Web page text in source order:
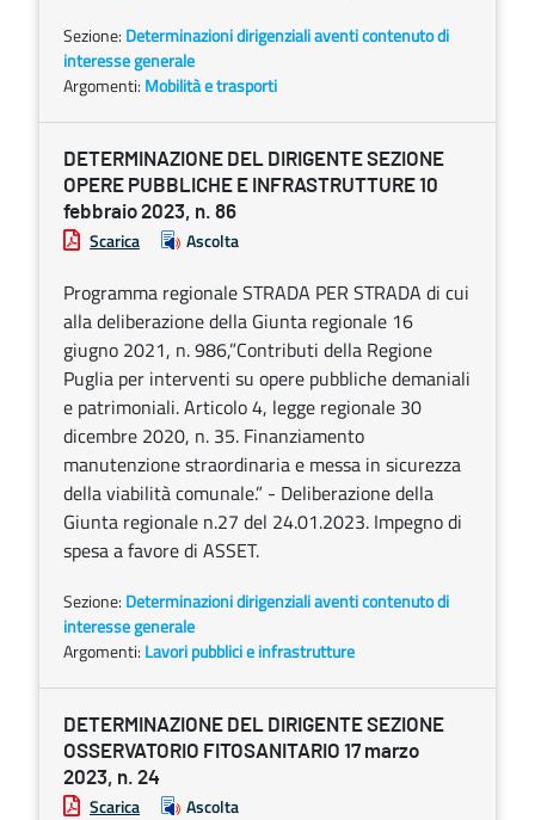
Sezione: Determinazioni dirigenziali aventi contenuto di
interesse generale
Argomenti: Mobilità e trasporti
DETERMINAZIONE DEL DIRIGENTE SEZIONE
OPERE PUBBLICHE E INFRASTRUTTURE 10
febbraio 2023, n. 86
Scarica Ascolta
Programma regionale STRADA PER STRADA di cui
alla deliberazione della Giunta regionale 16
giugno 2021, n. 986,”Contributi della Regione
Puglia per interventi su opere pubbliche demaniali
e patrimoniali. Articolo 4, legge regionale 30
dicembre 2020, n. 35. Finanziamento
manutenzione straordinaria e messa in sicurezza
della viabilità comunale.” - Deliberazione della
Giunta regionale n.27 del 24.01.2023. Impegno di
spesa a favore di ASSET.
Sezione: Determinazioni dirigenziali aventi contenuto di
interesse generale
Argomenti: Lavori pubblici e infrastrutture
DETERMINAZIONE DEL DIRIGENTE SEZIONE
OSSERVATORIO FITOSANITARIO 17 marzo
2023, n. 24
Scarica Ascolta